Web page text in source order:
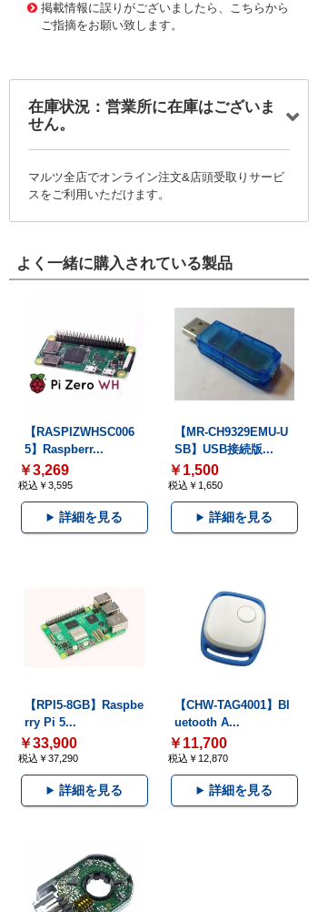
掲載情報に誤りがございましたら、こちらから
ご指摘をお願い致します。
在庫状況：営業所に在庫はございま
せん。
マルツ全店でオンライン注文&店頭受取りサービ
スをご利用いただけます。
よく一緒に購入されている製品
【RASPIZWHSC006
5】Raspberr...
￥3,269
税込￥3,595
詳細を見る
【MR-CH9329EMU-U
SB】USB接続版...
￥1,500
税込￥1,650
詳細を見る
【RPI5-8GB】Raspbe
rry Pi 5...
￥33,900
税込￥37,290
詳細を見る
【CHW-TAG4001】Bl
uetooth A...
￥11,700
税込￥12,870
詳細を見る